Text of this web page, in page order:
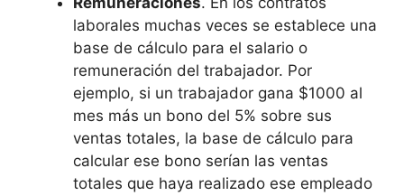
laborales muchas veces se establece una
base de cálculo para el salario o
remuneración del trabajador. Por
ejemplo, si un trabajador gana $1000 al
mes más un bono del 5% sobre sus
ventas totales, la base de cálculo para
calcular ese bono serían las ventas
totales que haya realizado ese empleado